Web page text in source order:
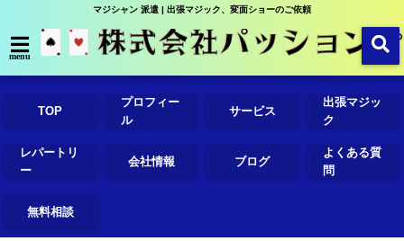
マジシャン 派遣 | 出張マジック、変面ショーのご依頼
menu
TOP
プロフィー
ル
サービス
出張マジッ
ク
レパートリ
ー
会社情報 ブログ
よくある質
問
無料相談